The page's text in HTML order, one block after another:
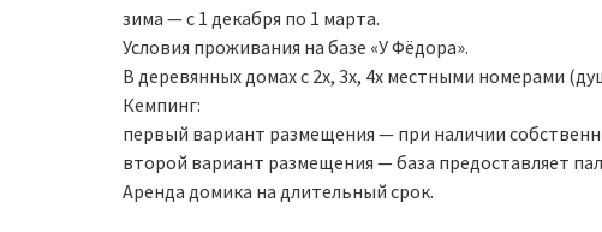
зима — с 1 декабря по 1 марта.
Условия проживания на базе «У Фёдора».
В деревянных домах с 2х, 3х, 4х местными номерами
Кемпинг:
первый вариант размещения — при наличии
второй вариант размещения — база предоставляет
Аренда домика на длительный срок.